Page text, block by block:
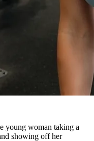
young woman taking a
showing off her